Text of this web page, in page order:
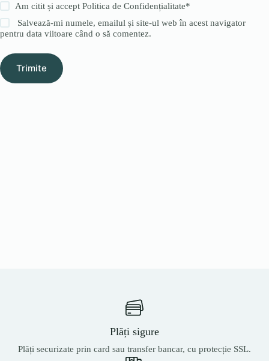
Am citit și acceptPolitica de Confidențialitate*
Salvează-mi numele, emailul și site-ul web în acest navigator
pentru data viitoare când o să comentez.
Trimite
Plăți sigure
Plăți securizate prin card sau transfer bancar, cu protecție SSL.